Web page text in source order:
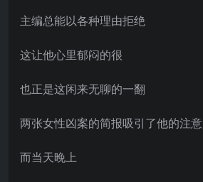
主编总能以各种理由拒绝
这让他心里郁闷的很
也正是这闲来无聊的一翻
两张女性凶案的简报吸引了他的注意
而当天晚上